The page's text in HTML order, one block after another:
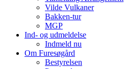
Vilde Vulkaner
Bakken-tur
MGP
Ind- og udmeldelse
Indmeld nu
Om Furesøgård
Bestyrelsen